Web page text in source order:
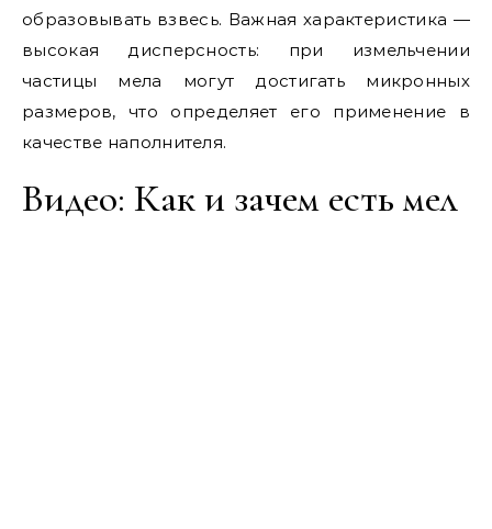
образовывать взвесь. Важная характеристика —
высокая дисперсность: при измельчении
частицы мела могут достигать микронных
размеров, что определяет его применение в
качестве наполнителя.
Видео: Как и зачем есть мел